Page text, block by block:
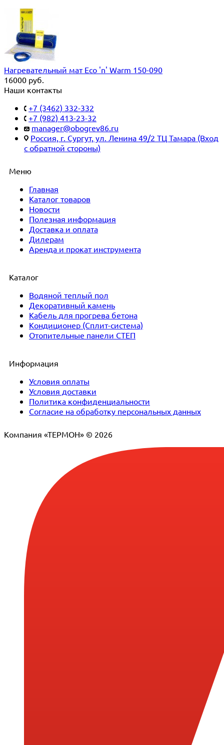
Нагревательный мат Eco 'n' Warm 150-090
16000 руб.
Наши контакты
+7 (3462) 332-332
+7 (982) 413-23-32
manager@obogrev86.ru
Россия, г. Сургут, ул. Ленина 49/2 ТЦ Тамара (Вход
с обратной стороны)
Меню
Главная
Каталог товаров
Новости
Полезная информация
Доставка и оплата
Дилерам
Аренда и прокат инструмента
Каталог
Водяной теплый пол
Декоративный камень
Кабель для прогрева бетона
Кондиционер (Сплит-система)
Отопительные панели СТЕП
Информация
Условия оплаты
Условия доставки
Политика конфиденциальности
Согласие на обработку персональных данных
Компания «ТЕРМОН» © 2026